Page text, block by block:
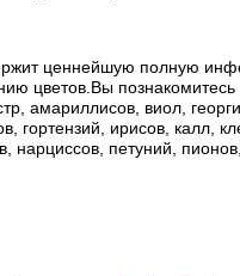
ценнейшую полную
цветов.Вы
амариллисов, виол,
гортензий, ирисов, калл,
нарциссов, петуний,